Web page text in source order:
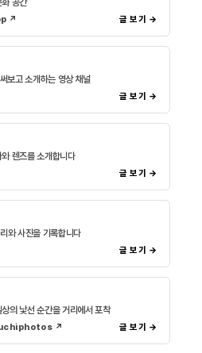
화 공간
↗ 글 보기 →
보고 소개하는 영상 채널
글 보기 →
렌즈를 소개합니다
글 보기 →
리와 사진을 기록합니다
글 보기 →
의 낯선 순간을 거리에서 포착
↗ 글 보기 →